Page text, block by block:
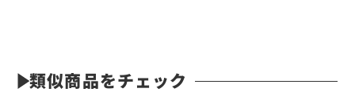
類似商品をチェック